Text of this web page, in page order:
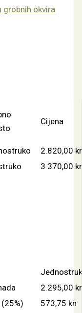
grobnih okvira
Cijena
2.820,00
3.370,00
2.295,00
(25%)
573,75 kn